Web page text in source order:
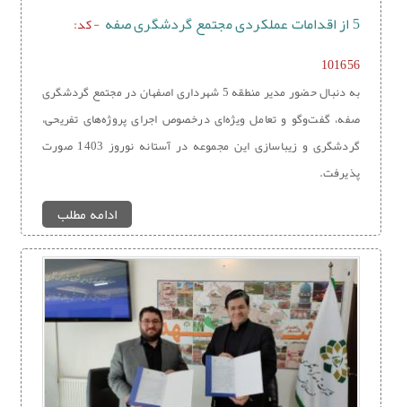
- کد:
101656
به دنبال حضور مدیر منطقه 5 شهرداری اصفهان در مجتمع گردشگری
صفه، گفت‌وگو و تعامل ویژه‌ای درخصوص اجرای پروژه‌های تفریحی،
گردشگری و زیباسازی این مجموعه در آستانه نوروز 1403 صورت
پذیرفت.
ادامه مطلب